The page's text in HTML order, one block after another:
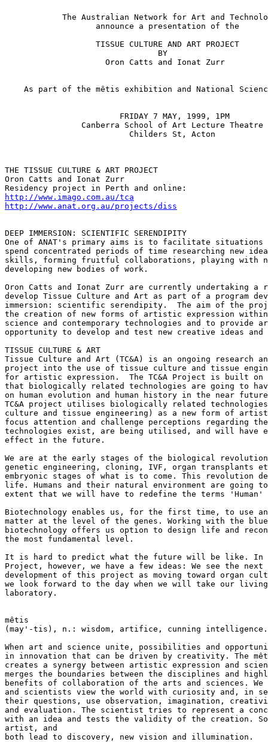
The Australian Network for Art and
                   announce a presentation of the
                   TISSUE CULTURE AND ART PROJECT
                                BY
                     Oron Catts and Ionat Zurr
As part of the mêtis exhibition and National
THE TISSUE CULTURE & ART PROJECT
Oron Catts and Ionat Zurr
http://www.imago.com.au/tca
http://www.anat.org.au/projects/diss
DEEP IMMERSION: SCIENTIFIC SERENDIPITY
One of ANAT's primary aims is to facilitate situations
spend concentrated periods of time researching new
skills, forming fruitful collaborations, playing with
developing new bodies of work.
Oron Catts and Ionat Zurr are currently undertaking a
develop Tissue Culture and Art as part of a program
immersion: scientific serendipity.  The aim of the
the creation of new forms of artistic expression
science and contemporary technologies and to provide
opportunity to develop and test new creative ideas and
TISSUE CULTURE & ART
Tissue Culture and Art (TC&A) is an ongoing research
project into the use of tissue culture and tissue
for artistic expression.  The TC&A Project is built
that biologically related technologies are going to
on human evolution and human history in the near
TC&A project utilises biologically related
culture and tissue engineering) as a new form of
focus attention and challenge perceptions regarding
technologies exist, are being utilised, and will have
effect in the future.
We are at the early stages of the biological revolution.
genetic engineering, cloning, IVF, organ transplants
embryonic stages of what is to come. This revolution
life. Humans and their natural environment are going
extent that we will have to redefine the terms
Biotechnology enables us, for the first time, to use
matter at the level of the genes. Working with the
biotechnology offers us option to design life and
the most fundamental level.
It is hard to predict what the future will be like. In
Project, however, we have a few ideas: We see the
development of this project as moving toward organ
we look forward to the day when we will take our
laboratory.
mêtis
(may'-tis), n.: wisdom, artifice, cunning intelligence.
When art and science unite, possibilities and
in innovation that can be driven by creativity. The
creates a synergy between artistic expression and
merges the boundaries between the disciplines and
benefits of collaboration of the arts and sciences.
and scientists view the world with curiosity and, in
their questions, use observation, imagination,
and evaluation. The scientist tries to represent a
with an idea and tests the validity of the creation. So
artist, and
both lead to discovery, new vision and illumination.